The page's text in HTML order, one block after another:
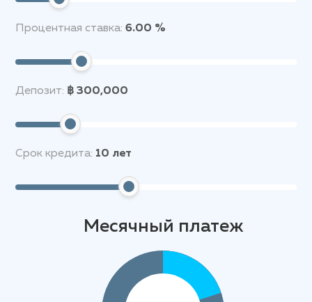
Процентная ставка: 6.00 %
Депозит: ฿ 300,000
Срок кредита: 10 лет
Месячный платеж